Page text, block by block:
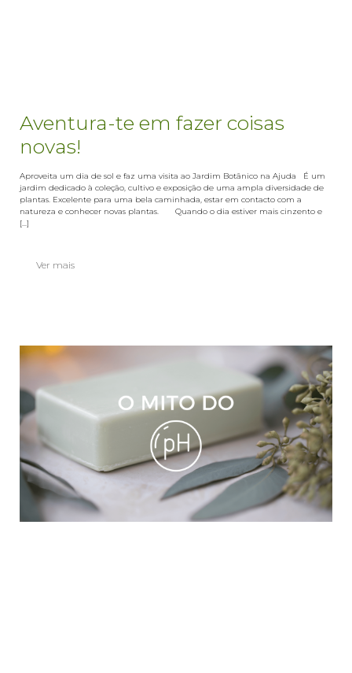
Aventura-te em fazer coisas
novas!
Aproveita um dia de sol e faz uma visita ao Jardim Botânico na Ajuda É um
jardim dedicado à coleção, cultivo e exposição de uma ampla diversidade de
plantas. Excelente para uma bela caminhada, estar em contacto com a
natureza e conhecer novas plantas. Quando o dia estiver mais cinzento e
[...]
Ver mais